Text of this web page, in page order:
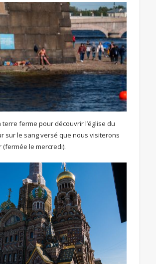
terre ferme pour découvrir l’église du
sur le sang versé que nous visiterons
le mercredi).